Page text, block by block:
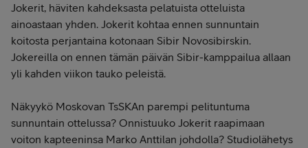
Jokerit, häviten kahdeksasta pelatuista otteluista
ainoastaan yhden. Jokerit kohtaa ennen sunnuntain
koitosta perjantaina kotonaan Sibir Novosibirskin.
Jokereilla on ennen tämän päivän Sibir-kamppailua allaan
yli kahden viikon tauko peleistä.
Näkyykö Moskovan TsSKAn parempi pelituntuma
sunnuntain ottelussa? Onnistuuko Jokerit raapimaan
voiton kapteeninsa Marko Anttilan johdolla? Studiolähetys